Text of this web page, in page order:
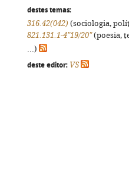
destes temas:
316.42(042) (sociologia,
821.131.1-4"19/20"(poesia,
...)
deste editor: VS